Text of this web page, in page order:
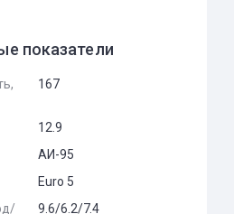
показатели
167
12.9
АИ-95
Euro 5
9.6/6.2/7.4